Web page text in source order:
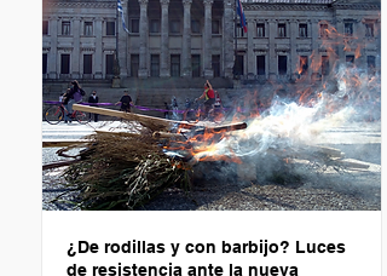
¿ De rodillas y con barbijo? Luces
de resistencia ante la nueva